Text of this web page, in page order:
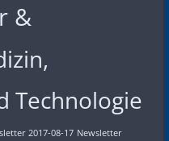
&
Technologie
2017-08-17 Newsletter